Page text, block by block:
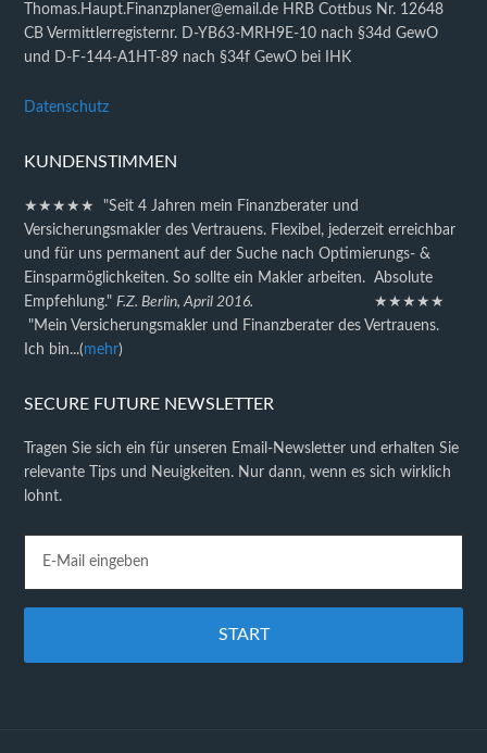
Thomas.Haupt.Finanzplaner@email.de HRB Cottbus Nr. 12648
CB Vermittlerregisternr. D-YB63-MRH9E-10 nach §34d GewO
und D-F-144-A1HT-89 nach §34f GewO bei IHK
Datenschutz
KUNDENSTIMMEN
★★★★★ "Seit 4 Jahren mein Finanzberater und
Versicherungsmakler des Vertrauens. Flexibel, jederzeit erreichbar
und für uns permanent auf der Suche nach Optimierungs- &
Einsparmöglichkeiten. So sollte ein Makler arbeiten. Absolute
Empfehlung." F.Z. Berlin, April 2016. ★★★★★
"Mein Versicherungsmakler und Finanzberater des Vertrauens.
Ich bin...(mehr)
SECURE FUTURE NEWSLETTER
Tragen Sie sich ein für unseren Email-Newsletter und erhalten Sie
relevante Tips und Neuigkeiten. Nur dann, wenn es sich wirklich
lohnt.